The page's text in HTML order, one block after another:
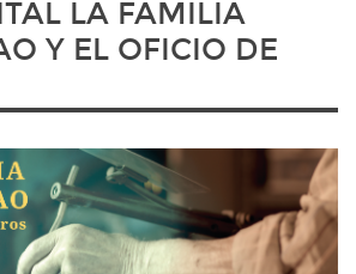
LA FAMILIA
Y EL OFICIO DE